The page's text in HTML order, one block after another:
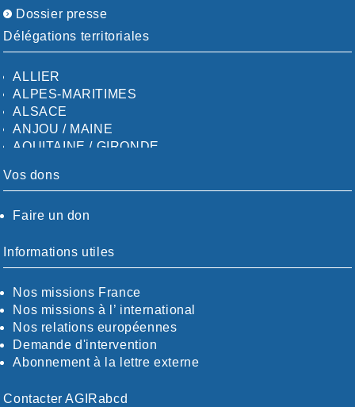
ILLE ET VILAINE
ISÈRE
LIMOUSIN
LOIRE / OCÉAN
LOT
LOT-ET-GARONNE
MANCHE
MARNE
MEURTHE-ET-MOSELLE
NIÈVRE/YONNE
NORSEINOISE
OISE
ORLÉANAIS
PARIS / PETITE-COURONNE
PAS DE CALAIS
PAU / BÉARN
PYRÉNÉES-ORIENTALES
RHÖNE
Dossier presse
Délégations territoriales
ALLIER
ALPES-MARITIMES
ALSACE
ANJOU / MAINE
AQUITAINE / GIRONDE
AUDE
CALVADOS-ORNE
CHARENTE-MARITIME
CÖTE-D'OR
CÖTES-D'ARMOR
DORDOGNE
DRÖME / ARDÈCHE
ESSONNE
EURE-ET-LOIR
FINISTÈRE
Vos dons
Faire un don
Informations utiles
Nos missions France
Nos missions à l’ international
Nos relations européennes
Demande d'intervention
Abonnement à la lettre externe
Contacter AGIRabcd